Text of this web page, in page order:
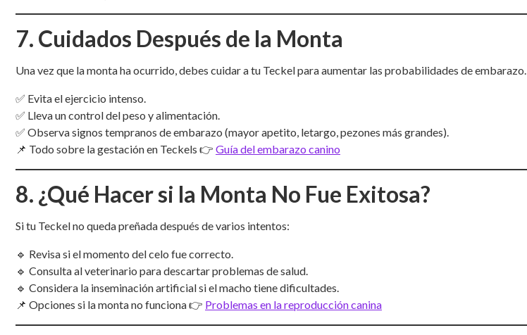
7. Cuidados Después de la Monta
Una vez que la monta ha ocurrido, debes cuidar a tu Teckel para aumentar las probabilidades de embarazo.
✅ Evita el ejercicio intenso.
✅ Lleva un control del peso y alimentación.
✅ Observa signos tempranos de embarazo (mayor apetito, letargo, pezones más grandes).
📌 Todo sobre la gestación en Teckels 👉 Guía del embarazo canino
8. ¿Qué Hacer si la Monta No Fue Exitosa?
Si tu Teckel no queda preñada después de varios intentos:
🔹 Revisa si el momento del celo fue correcto.
🔹 Consulta al veterinario para descartar problemas de salud.
🔹 Considera la inseminación artificial si el macho tiene dificultades.
📌 Opciones si la monta no funciona 👉 Problemas en la reproducción canina